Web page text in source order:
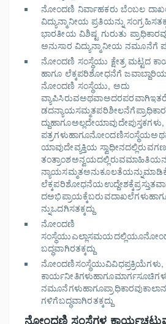
ನೋಂದಣಿ ನಿರ್ವಾಹಕರು ಬೆಂಬಲ
ವಿದ್ಯುನ್ಮಾನೀಯ ಪ್ರತಿಯನ್ನು
ಭಾರತೀಯ ವಿಶಿಷ್ಟ ಗುರುತು
ಅನುಸಾರ ವಿದ್ಯುನ್ಮಾನೀಯ ನಮೂನೆಗೆ
ನೋಂದಣಿ ಸಂಸ್ಥೆಯು ಕ್ಷೇತ್ರ ಮಟ್ಟದ
ಹಾಗೂ ಲೆಕ್ಕಪರಿಶೋಧನೆಗೆ
ನೋಂದಣಿ ಸಂಸ್ಥೆಯು, ಅದು
ಯಾವುದೇವ್ಯಕ್ತಿಯ
ನ್ನುಒದಗಿಸತಕ್ಕದ್ದು
ನೋಂದಣಿ
ಬದ್ಧವಾಗಿರತಕ್ಕದ್ದು
ನೋಂದಣಿಸಂಸ್ಥೆಯುವಿವಿಧಪ್ರಕ್ರಿಯೆಗಳು,
ಗಳಿಗೆಬದ್ಧವಾಗಿರತಕ್ಕದ್ದು
ನೋಂದಣಿ ಸಂಸ್ಥೆಗಳ